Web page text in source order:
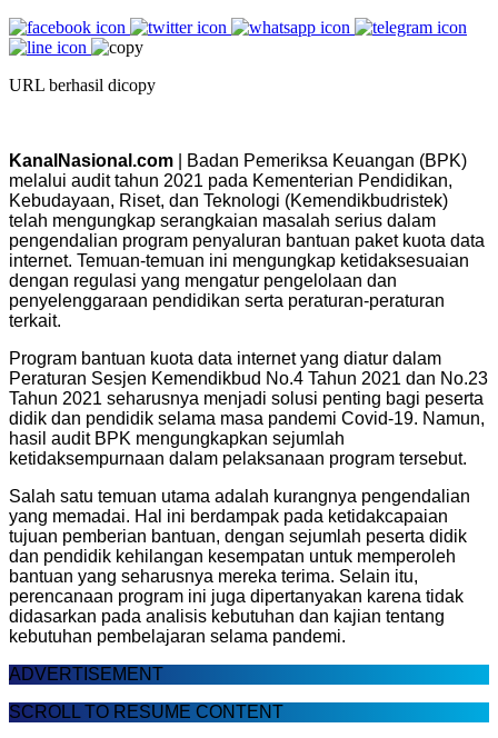
URL berhasil dicopy
KanalNasional.com | Badan Pemeriksa Keuangan (BPK)
melalui audit tahun 2021 pada Kementerian Pendidikan,
Kebudayaan, Riset, dan Teknologi (Kemendikbudristek)
telah mengungkap serangkaian masalah serius dalam
pengendalian program penyaluran bantuan paket kuota data
internet. Temuan-temuan ini mengungkap ketidaksesuaian
dengan regulasi yang mengatur pengelolaan dan
penyelenggaraan pendidikan serta peraturan-peraturan
terkait.
Program bantuan kuota data internet yang diatur dalam
Peraturan Sesjen Kemendikbud No.4 Tahun 2021 dan No.23
Tahun 2021 seharusnya menjadi solusi penting bagi peserta
didik dan pendidik selama masa pandemi Covid-19. Namun,
hasil audit BPK mengungkapkan sejumlah
ketidaksempurnaan dalam pelaksanaan program tersebut.
Salah satu temuan utama adalah kurangnya pengendalian
yang memadai. Hal ini berdampak pada ketidakcapaian
tujuan pemberian bantuan, dengan sejumlah peserta didik
dan pendidik kehilangan kesempatan untuk memperoleh
bantuan yang seharusnya mereka terima. Selain itu,
perencanaan program ini juga dipertanyakan karena tidak
didasarkan pada analisis kebutuhan dan kajian tentang
kebutuhan pembelajaran selama pandemi.
ADVERTISEMENT
SCROLL TO RESUME CONTENT